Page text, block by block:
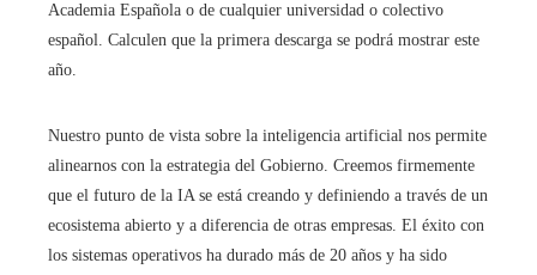
Academia Española o de cualquier universidad o colectivo
español. Calculen que la primera descarga se podrá mostrar este
año.
Nuestro punto de vista sobre la inteligencia artificial nos permite
alinearnos con la estrategia del Gobierno. Creemos firmemente
que el futuro de la IA se está creando y definiendo a través de un
ecosistema abierto y a diferencia de otras empresas. El éxito con
los sistemas operativos ha durado más de 20 años y ha sido